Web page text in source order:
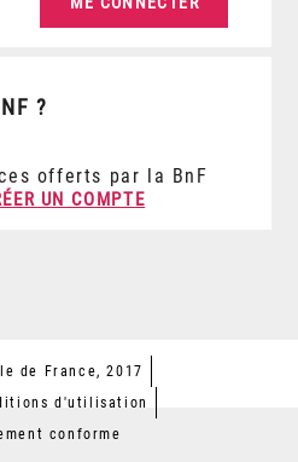
?
offerts par la BnF
UN COMPTE
de France, 2017
d'utilisation
conforme